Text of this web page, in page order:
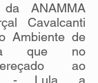
ANAMMA
Cavalcanti
Ambiente de
que no
ao
- Lula, a